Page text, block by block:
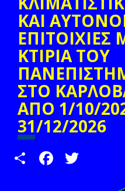
ΚΑΙ
ΚΤΙΡΙΑ ΤΟΥ
ΣΤΟ
ΑΠΟ 1/10/
31/12/2026
Share